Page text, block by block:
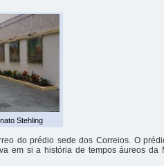
Stehling
do prédio sede dos Correios. O
em si a história de tempos áureos da